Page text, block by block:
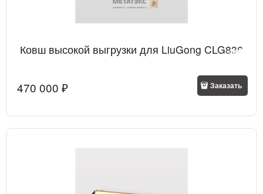
Ковш высокой выгрузки для LiuGong CLG836
470 000 ₽ Заказать